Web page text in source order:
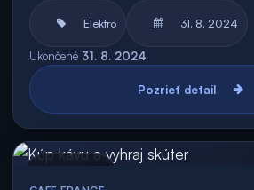
Elektro 31. 8. 2024
Ukončené 31. 8. 2024
Pozrieť detail